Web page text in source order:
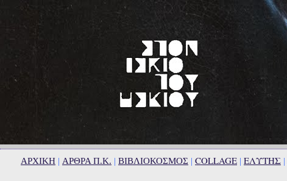
ΑΡΧΙΚΗ | ΑΡΘΡΑ Π.Κ. | ΒΙΒΛΙΟΚΟΣΜΟΣ | COLLAGE | ΕΛΥΤΗΣ |